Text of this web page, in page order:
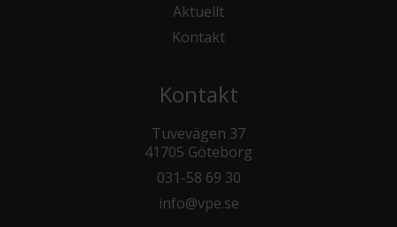
Aktuellt
Kontakt
Kontakt
Tuvevägen 37
41705 Göteborg
031-58 69 30
info@vpe.se